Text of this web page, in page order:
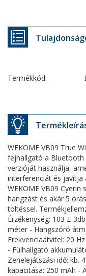
Termékkód:
WEKOME VB09 True
fejhallgató a Bluetooth
verzióját használja,
interferenciát és
WEKOME VB09
hangzást és akár 5
töltéssel.
Érzékenység: 103 ±
méter - Hangszóró
Frekvenciaátvitel: 20
- Fülhallgató
Zenelejátszási idő: kb.
kapacitása: 250 mAh -